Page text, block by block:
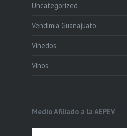
Uncategorized
Vendimia Guanajuato
Viñedos
Vinos
Medio Afiliado a la AEPEV